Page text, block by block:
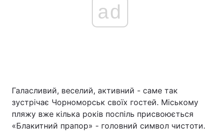
ad
Галасливий, веселий, активний - саме так
зустрічає Чорноморськ своїх гостей. Міському
пляжу вже кілька років поспіль присвоюється
«Блакитний прапор» - головний символ чистоти.